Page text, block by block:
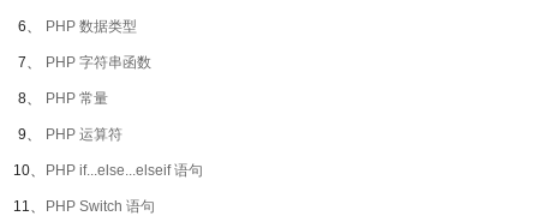
6、 PHP 数据类型
7、 PHP 字符串函数
8、 PHP 常量
9、 PHP 运算符
10、 PHP if...else...elseif 语句
11、 PHP Switch 语句